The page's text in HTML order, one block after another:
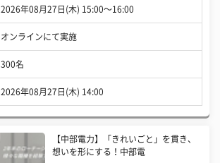
2026年08月27日(木) 15:00〜16:00
オンラインにて実施
300名
2026年08月27日(木) 14:00
【中部電力】「きれいごと」を貫き、
想いを形にする！中部電